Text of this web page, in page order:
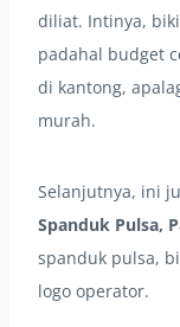
diliat. Intinya,
padahal budget
di kantong,
murah.
Selanjutnya, ini
Spanduk Pulsa,
spanduk pulsa,
logo operator.